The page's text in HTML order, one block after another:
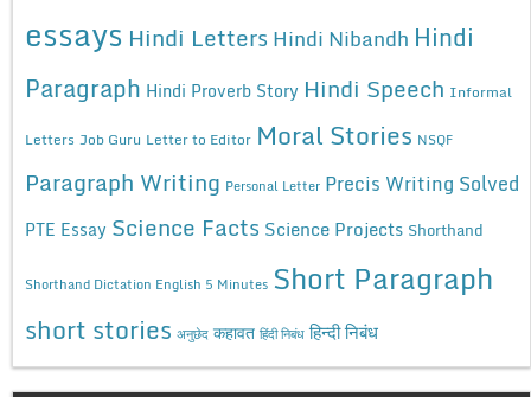
essays Hindi Letters Hindi Nibandh Hindi
Paragraph Hindi Proverb Story Hindi Speech Informal
Letters Job Guru Letter to Editor Moral Stories NSQF
Paragraph Writing Personal Letter Precis Writing Solved
PTE Essay Science Facts Science Projects Shorthand
Shorthand Dictation English 5 Minutes Short Paragraph
short stories अनुछेद कहावत हिंदी निबंध हिन्दी निबंध